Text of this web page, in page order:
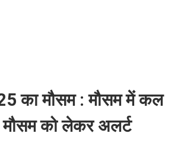
का मौसम : मौसम में कल
मौसम को लेकर अलर्ट